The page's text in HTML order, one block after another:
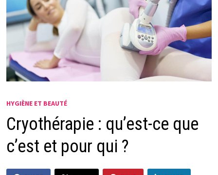
HYGIÈNE ET BEAUTÉ
Cryothérapie : qu’est-ce que
c’est et pour qui ?